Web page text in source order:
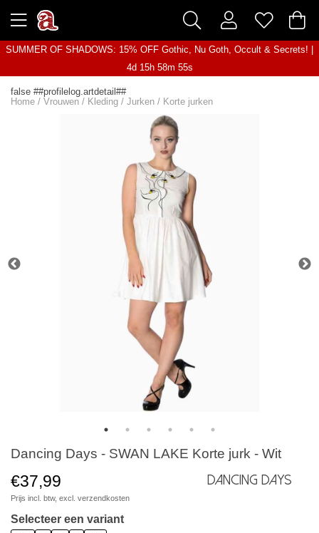
SUMMER OF SHADOWS: 15% OFF Gothic, Nu Goth, Occult & Secrets! |
4d 15h 58m 55s
false ##profilelog.artdetail##
Home / Vrouwen / Kleding / Jurken / Korte jurken
Dancing Days - SWAN LAKE Korte jurk - Wit
€37,99
Prijs incl. btw, excl. verzendkosten
Dancing Days
Selecteer een variant